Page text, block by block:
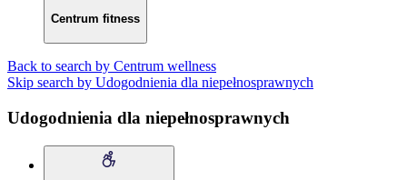
Centrum fitness
Back to search by Centrum wellness
Skip search by Udogodnienia dla niepełnosprawnych
Udogodnienia dla niepełnosprawnych